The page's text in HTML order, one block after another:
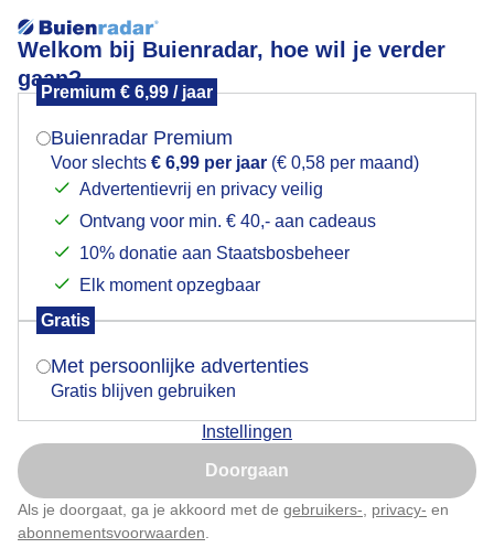
Welkom bij Buienradar, hoe wil je verder
gaan?
Premium € 6,99 / jaar
Buienradar Premium
Voor slechts € 6,99 per jaar (€ 0,58 per maand)
Advertentievrij en privacy veilig
Ontvang voor min. € 40,- aan cadeaus
10% donatie aan Staatsbosbeheer
Elk moment opzegbaar
Gratis
Met persoonlijke advertenties
Gratis blijven gebruiken
Instellingen
Doorgaan
Als je doorgaat, ga je akkoord met de gebruikers- privacy- en
abonnementsvoorwaarden
mist
de wandeling van vandaag in de mist
Door: Anna Choros Gemaakt: 12-01-2022, 215x bekeken
Mogen we je locatie gebruiken voor het
Indien je hier nog geen akkoord op hebt gegeven,
verschijnt er zo een pop-up uit je browser waarin
Is goed, toon de popup
Nu niet, misschien later
Klik hierom dit aan te passen